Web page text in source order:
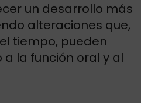
un desarrollo más
alteraciones que,
tiempo, pueden
la función oral y al